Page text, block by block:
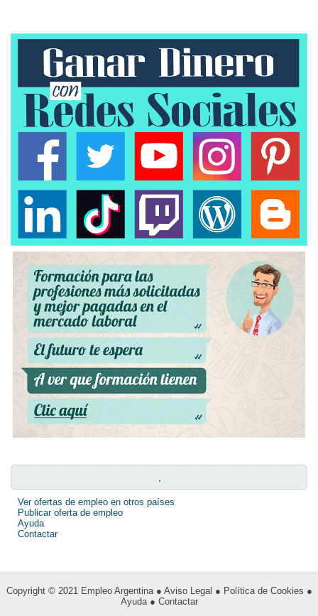
.
Ver ofertas de empleo en otros países
Publicar oferta de empleo
Ayuda
Contactar
Copyright © 2021 Empleo Argentina ● Aviso Legal ● Política de Cookies ●
Ayuda ● Contactar